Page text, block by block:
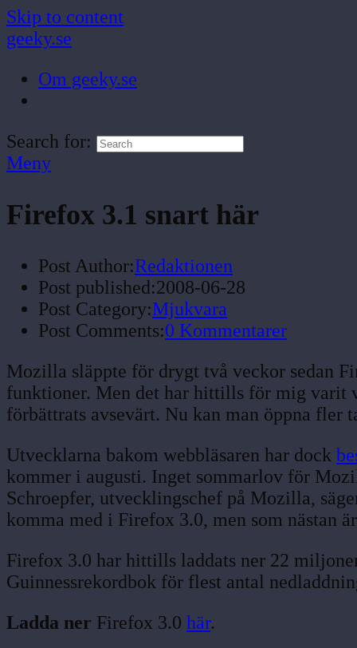
Skip to content
geeky.se
Om geeky.se
Search for:
Meny
Firefox 3.1 snart här
Post Author:Redaktionen
Post published:2008-06-28
Post Category:Mjukvara
Post Comments:0 Kommentarer
Mozilla släppte för drygt två veckor sedan
funktioner. Men det har hittills för mig varit
förbättrats avsevärt. Nu kan man öppna fler
Utvecklarna bakom webbläsaren har dock
kommer i augusti. Inget sommarlov för
Schroepfer, utvecklingschef på Mozilla,
komma med i Firefox 3.0, men som nästan
Firefox 3.0 har hittills laddats ner 22
Guinnessrekordbok för flest antal
Ladda ner Firefox 3.0 här.